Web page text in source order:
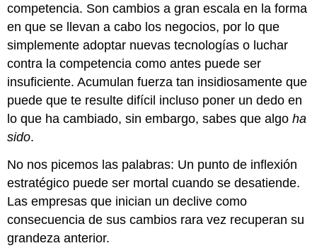
competencia. Son cambios a gran escala en la forma
en que se llevan a cabo los negocios, por lo que
simplemente adoptar nuevas tecnologías o luchar
contra la competencia como antes puede ser
insuficiente. Acumulan fuerza tan insidiosamente que
puede que te resulte difícil incluso poner un dedo en
lo que ha cambiado, sin embargo, sabes que algoha
sido.
No nos picemos las palabras: Un punto de inflexión
estratégico puede ser mortal cuando se desatiende.
Las empresas que inician un declive como
consecuencia de sus cambios rara vez recuperan su
grandeza anterior.